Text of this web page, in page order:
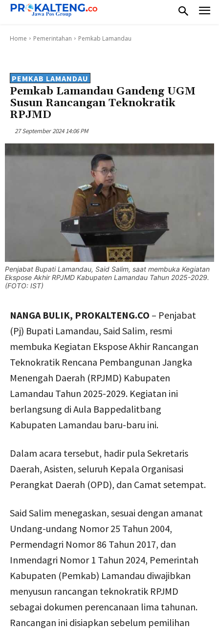
Home Pemerintahan Pemkab Lamandau
PEMKAB LAMANDAU
Pemkab Lamandau Gandeng UGM
Susun Rancangan Teknokratik
RPJMD
27 September 2024 14:06 PM
Penjabat Bupati Lamandau, Said Salim, saat membuka Kegiatan
Ekspose Akhir RPJMD Kabupaten Lamandau Tahun 2025-2029.
(FOTO: IST)
NANGA BULIK, PROKALTENG.CO – Penjabat
(Pj) Bupati Lamandau, Said Salim, resmi
membuka Kegiatan Ekspose Akhir Rancangan
Teknokratik Rencana Pembangunan Jangka
Menengah Daerah (RPJMD) Kabupaten
Lamandau Tahun 2025-2029. Kegiatan ini
berlangsung di Aula Bappedalitbang
Kabupaten Lamandau baru-baru ini.
Dalam acara tersebut, hadir pula Sekretaris
Daerah, Asisten, seluruh Kepala Organisasi
Perangkat Daerah (OPD), dan Camat setempat.
Said Salim menegaskan, sesuai dengan amanat
Undang-undang Nomor 25 Tahun 2004,
Permendagri Nomor 86 Tahun 2017, dan
Inmendagri Nomor 1 Tahun 2024, Pemerintah
Kabupaten (Pemkab) Lamandau diwajibkan
menyusun rancangan teknokratik RPJMD
sebagai dokumen perencanaan lima tahunan.
Rancangan ini disiapkan sebelum pemilihan